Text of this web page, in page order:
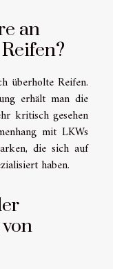
an
überholte Reifen.
erhält man die
kritisch gesehen
mit LKWs
die sich auf
haben.